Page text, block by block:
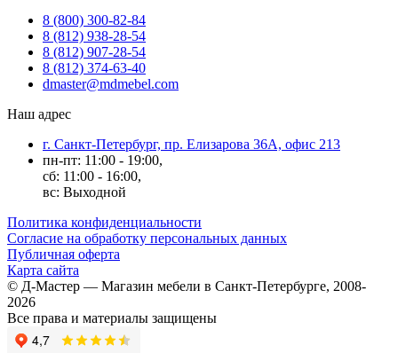
8 (800) 300-82-84
8 (812) 938-28-54
8 (812) 907-28-54
8 (812) 374-63-40
dmaster@mdmebel.com
Наш адрес
г. Санкт-Петербург, пр. Елизарова 36А, офис 213
пн-пт: 11:00 - 19:00,
сб: 11:00 - 16:00,
вс: Выходной
Политика конфиденциальности
Согласие на обработку персональных данных
Публичная оферта
Карта сайта
© Д-Мастер — Магазин мебели в Санкт-Петербурге, 2008-
2026
Все права и материалы защищены